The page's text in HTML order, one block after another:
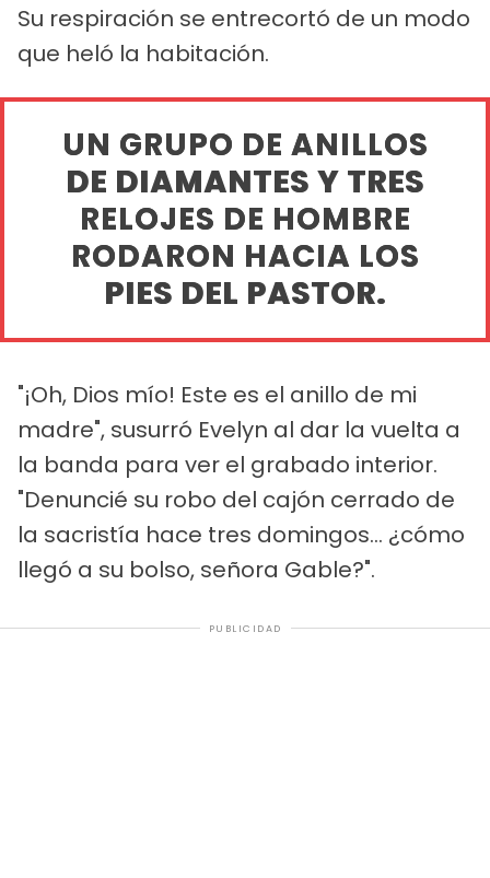
Su respiración se entrecortó de un modo
que heló la habitación.
UN GRUPO DE ANILLOS
DE DIAMANTES Y TRES
RELOJES DE HOMBRE
RODARON HACIA LOS
PIES DEL PASTOR.
"¡Oh, Dios mío! Este es el anillo de mi
madre", susurró Evelyn al dar la vuelta a
la banda para ver el grabado interior.
"Denuncié su robo del cajón cerrado de
la sacristía hace tres domingos... ¿cómo
llegó a su bolso, señora Gable?".
PUBLICIDAD